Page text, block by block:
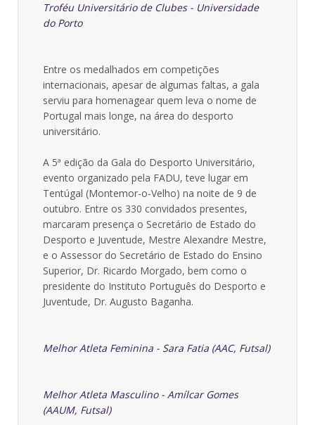
Troféu Universitário de Clubes - Universidade
do Porto
Entre os medalhados em competições
internacionais, apesar de algumas faltas, a gala
serviu para homenagear quem leva o nome de
Portugal mais longe, na área do desporto
universitário.
A 5ª edição da Gala do Desporto Universitário,
evento organizado pela FADU, teve lugar em
Tentúgal (Montemor-o-Velho) na noite de 9 de
outubro. Entre os 330 convidados presentes,
marcaram presença o Secretário de Estado do
Desporto e Juventude, Mestre Alexandre Mestre,
e o Assessor do Secretário de Estado do Ensino
Superior, Dr. Ricardo Morgado, bem como o
presidente do Instituto Português do Desporto e
Juventude, Dr. Augusto Baganha.
Melhor Atleta Feminina - Sara Fatia (AAC, Futsal)
Melhor Atleta Masculino - Amílcar Gomes
(AAUM, Futsal)